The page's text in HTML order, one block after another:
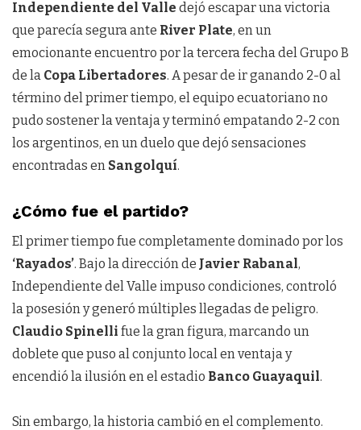
Independiente del Valle dejó escapar una victoria
que parecía segura ante River Plate, en un
emocionante encuentro por la tercera fecha del Grupo B
de la Copa Libertadores. A pesar de ir ganando 2-0 al
término del primer tiempo, el equipo ecuatoriano no
pudo sostener la ventaja y terminó empatando 2-2 con
los argentinos, en un duelo que dejó sensaciones
encontradas en Sangolquí.
¿Cómo fue el partido?
El primer tiempo fue completamente dominado por los
‘Rayados’. Bajo la dirección de Javier Rabanal,
Independiente del Valle impuso condiciones, controló
la posesión y generó múltiples llegadas de peligro.
Claudio Spinelli fue la gran figura, marcando un
doblete que puso al conjunto local en ventaja y
encendió la ilusión en el estadio Banco Guayaquil.
Sin embargo, la historia cambió en el complemento.